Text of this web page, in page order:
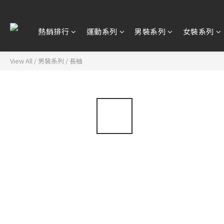
熱銷排行 運動系列 男裝系列 女裝系列
View All / 男裝系列 / 長袖